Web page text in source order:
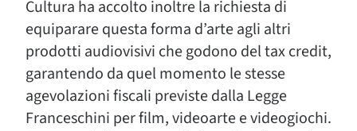
Cultura ha accolto inoltre la richiesta di
equiparare questa forma d’arte agli altri
prodotti audiovisivi che godono del tax credit,
garantendo da quel momento le stesse
agevolazioni fiscali previste dalla Legge
Franceschini per film, videoarte e videogiochi.